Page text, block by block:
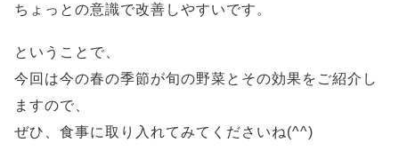
ちょっとの意識で改善しやすいです。
ということで、
今回は今の春の季節が旬の野菜とその効果をご紹介し
ますので、
ぜひ、食事に取り入れてみてくださいね(^^)